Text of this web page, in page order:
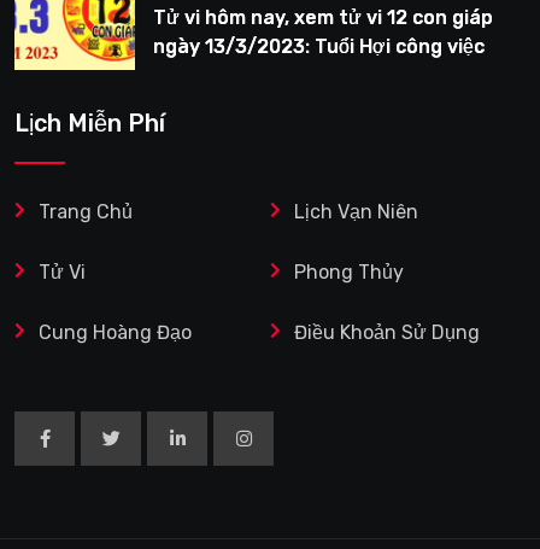
Tử vi hôm nay, xem tử vi 12 con giáp
ngày 13/3/2023: Tuổi Hợi công việc
Lịch Miễn Phí
Trang Chủ Lịch Vạn Niên
Tử Vi Phong Thủy
Cung Hoàng Đạo Điều Khoản Sử Dụng